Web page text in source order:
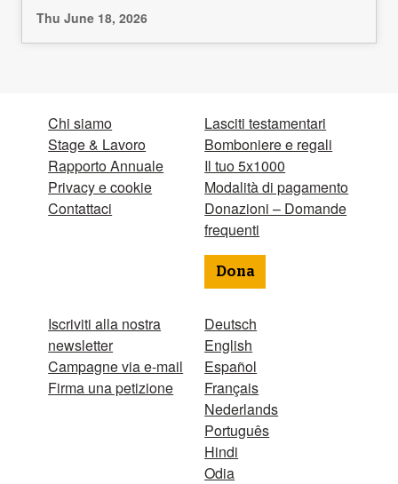
Thu June 18, 2026
Chi siamo
Stage & Lavoro
Rapporto Annuale
Privacy e cookie
Contattaci
Iscriviti alla nostra
newsletter
Campagne via e-mail
Firma una petizione
Lasciti testamentari
Bomboniere e regali
Il tuo 5x1000
Modalità di pagamento
Donazioni – Domande
frequenti
Dona
Deutsch
English
Español
Français
Nederlands
Português
Hindi
Odia